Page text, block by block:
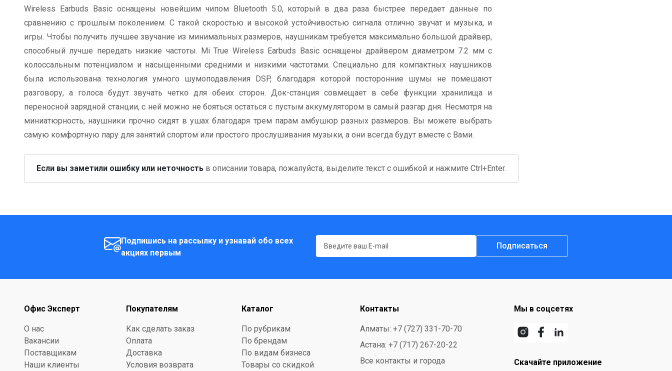
Wireless Earbuds Basic оснащены новейшим чипом Bluetooth 5.0, который в два раза быстрее передает данные по
сравнению с прошлым поколением. С такой скоростью и высокой устойчивостью сигнала отлично звучат и музыка, и
игры. Чтобы получить лучшее звучание из минимальных размеров, наушникам требуется максимально большой драйвер,
способный лучше передать низкие частоты. Mi True Wireless Earbuds Basic оснащены драйвером диаметром 7.2 мм с
колоссальным потенциалом и насыщенными средними и низкими частотами. Специально для компактных наушников
была использована технология умного шумоподавления DSP, благодаря которой посторонние шумы не помешают
разговору, а голоса будут звучать четко для обеих сторон. Док-станция совмещает в себе функции хранилища и
переносной зарядной станции, с ней можно не бояться остаться с пустым аккумулятором в самый разгар дня. Несмотря на
миниатюрность, наушники прочно сидят в ушах благодаря трем парам амбушюр разных размеров. Вы можете выбрать
самую комфортную пару для занятий спортом или простого прослушивания музыки, а они всегда будут вместе с Вами.
Если вы заметили ошибку или неточность в описании товара, пожалуйста, выделите текст с ошибкой и нажмите Ctrl+Enter.
Подпишись на рассылку и узнавай обо всех
акциях первым
Подписаться
Офис Эксперт
О нас
Вакансии
Поставщикам
Наши клиенты
Покупателям
Как сделать заказ
Оплата
Доставка
Условия возврата
Каталог
По рубрикам
По брендам
По видам бизнеса
Товары со скидкой
Контакты
Алматы: +7 (727) 331-70-70
Астана: +7 (717) 267-20-22
Все контакты и города
Мы в соцсетях
Скачайте приложение